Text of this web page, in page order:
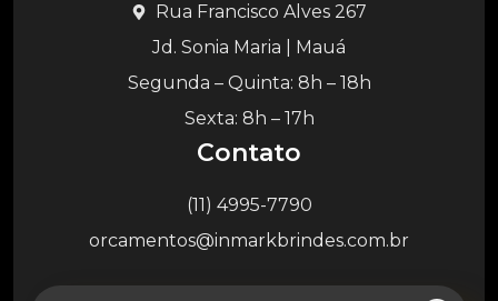
Rua Francisco Alves 267
Jd. Sonia Maria | Mauá
Segunda – Quinta: 8h – 18h
Sexta: 8h – 17h
Contato
(11) 4995-7790
orcamentos@inmarkbrindes.com.br